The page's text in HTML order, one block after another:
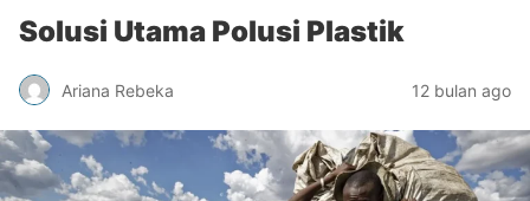
Solusi Utama Polusi Plastik
Ariana Rebeka 12 bulan ago